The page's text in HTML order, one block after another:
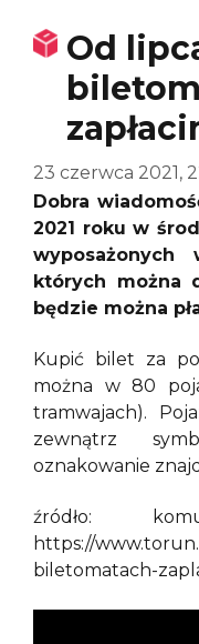
Od
23 czerwca 2021,
Dobra
2021 roku w
których można
będzie można
Kupić bilet za
można w 80
tramwajach).
zewnątrz
oznakowanie
źródło:
https://
biletomatach-